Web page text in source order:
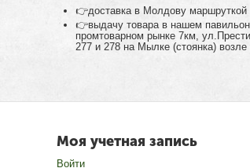
👉доставка в Молдову маршруткой
👉выдачу товара в нашем
промтоварном рынке 7км,
277 и 278 на Мылке (стоянка) возле
Моя учетная запись
Войти